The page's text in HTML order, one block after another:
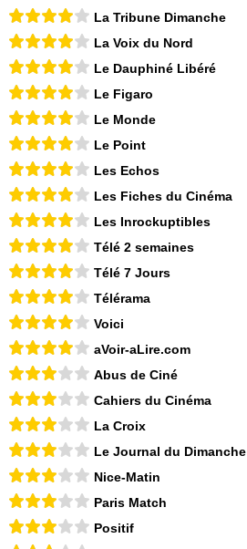
La Tribune Dimanche
La Voix du Nord
Le Dauphiné Libéré
Le Figaro
Le Monde
Le Point
Les Echos
Les Fiches du Cinéma
Les Inrockuptibles
Télé 2 semaines
Télé 7 Jours
Télérama
Voici
aVoir-aLire.com
Abus de Ciné
Cahiers du Cinéma
La Croix
Le Journal du Dimanche
Nice-Matin
Paris Match
Positif